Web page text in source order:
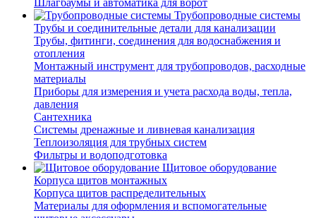
Шлагбаумы и автоматика для ворот
Трубопроводные системы
Трубы и соединительные детали для канализации
Трубы, фитинги, соединения для водоснабжения и
отопления
Монтажный инструмент для трубопроводов, расходные
материалы
Приборы для измерения и учета расхода воды, тепла,
давления
Сантехника
Системы дренажные и ливневая канализация
Теплоизоляция для трубных систем
Фильтры и водоподготовка
Щитовое оборудование
Корпуса щитов монтажных
Корпуса щитов распределительных
Материалы для оформления и вспомогательные